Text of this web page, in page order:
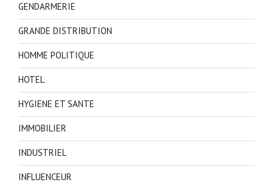
GENDARMERIE
GRANDE DISTRIBUTION
HOMME POLITIQUE
HOTEL
HYGIENE ET SANTE
IMMOBILIER
INDUSTRIEL
INFLUENCEUR